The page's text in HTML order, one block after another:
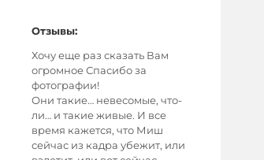
Отзывы:
Хочу еще раз сказать Вам
огромное Спасибо за
фотографии!
Они такие… невесомые, что-
ли… и такие живые. И все
время кажется, что Миш
сейчас из кадра убежит, или